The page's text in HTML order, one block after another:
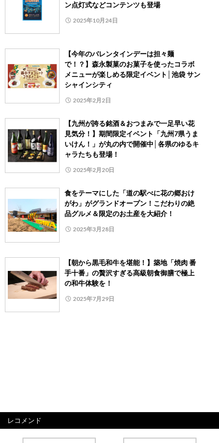
ン点灯式などコンテンツも登場
2025年10月24日
【今年のバレンタインデーは担々麺
で！？】森永製菓のお菓子を使ったコラボ
メニューが楽しめる限定イベント│池袋 サン
シャインシティ
2025年2月2日
【九州が誇る銘酒＆おつまみで一足早い花
見気分！】期間限定イベント「九州7県うま
いけん！」が丸の内で開催中│各県のゆるキ
ャラたちも登場！
2025年2月20日
食をテーマにした「道の駅べに花の郷おけ
がわ」がグランドオープン！こだわりの絶
品グルメ＆限定のお土産を大紹介！
2025年3月28日
【朝から黒毛和牛を堪能！】築地「焼肉 番
手十番」の贅沢すぎる高級朝食御膳で極上
の和牛体験を！
2025年7月29日
レコメンド